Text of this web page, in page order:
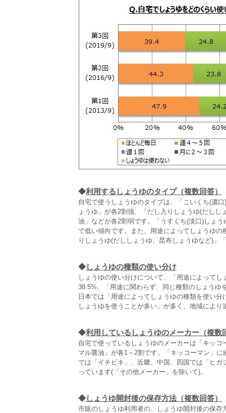
◆利用するしょうゆのタイプ（複数回答）
自宅で使うしょうゆのタイプは、「こいくち(濃
ょうゆ」が各2割強、「だし入りしょうゆ(だし
油」などが各2割弱です。「うすくち(淡口)しょ
で低い傾向です。また、用途によってしょうゆ
りしょうゆ(だししょうゆ、昆布しょうゆなど)」
◆しょうゆの種類の使い分け
しょうゆの使い分けについて、「用途によって
38.5%、「用途に関わらず、同じ種類のしょう
日本では「用途によってしょうゆの種類を使い
しょうゆを使うことが多い」が多く、地域により
◆利用しているしょうゆのメーカー（複数
自宅で使っているしょうゆのメーカーは「キッ
マル醤油」が各1～2割です。「キッコーマン」
では「イチビキ」、近畿、中国、四国では「ヒ
っています(「その他メーカー」を除いて)。
◆しょうゆ開封後の保存方法（複数回答）
市販のしょうゆ利用者の、しょうゆ開封後の保